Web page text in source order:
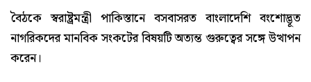
বৈঠকে স্বরাষ্ট্রমন্ত্রী পাকিস্তানে বসবাসরত বাংলাদেশি বংশোদ্ভূত
নাগরিকদের মানবিক সংকটের বিষয়টি অত্যন্ত গুরুত্বের সঙ্গে উত্থাপন
করেন।